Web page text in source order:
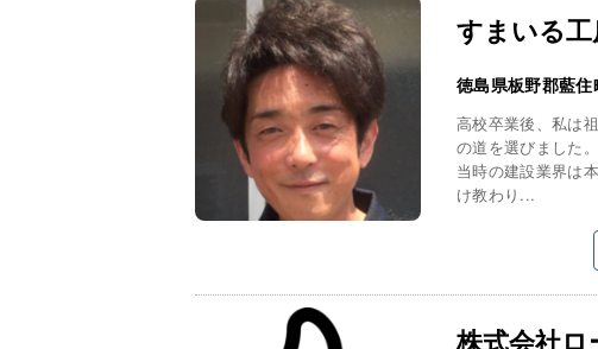
すまいる
徳島県板野郡藍住
高校卒業後、私は
の道を選びました。
当時の建設業界は
け教わり...
株式会社